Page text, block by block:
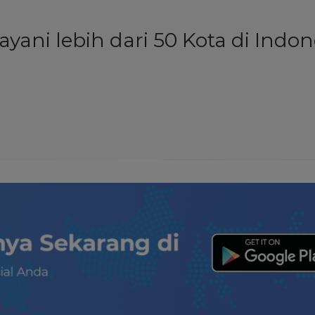
lebih dari 50 Kota di